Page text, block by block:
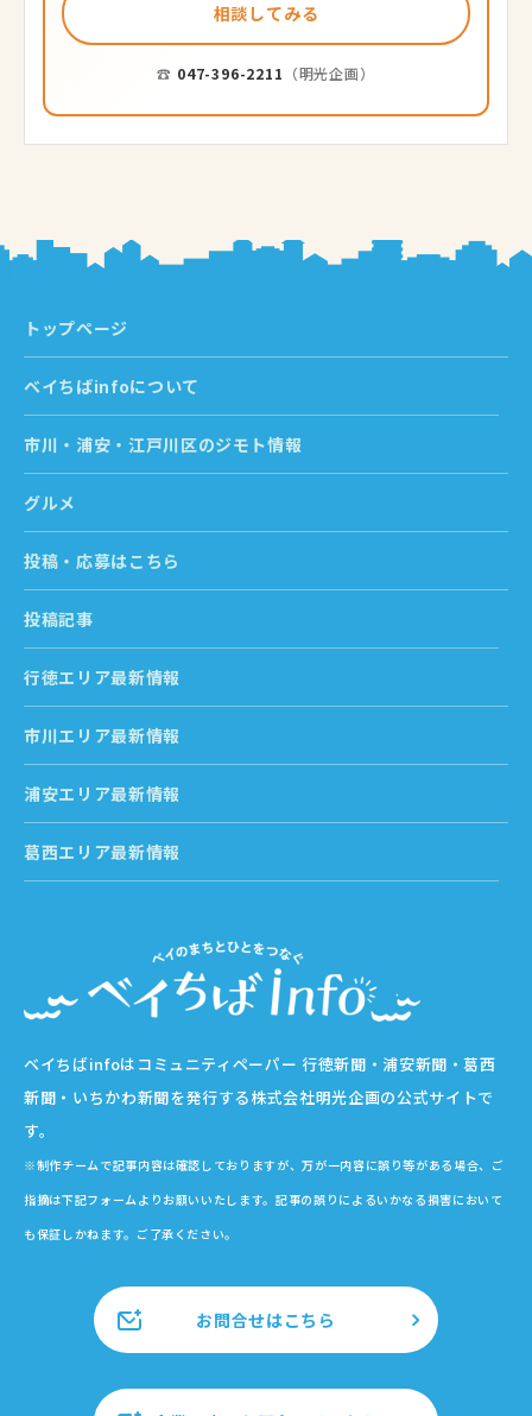
相談してみる
☎ 047-396-2211 （明光企画）
ベイちばinfoはコミュニティペーパー 行徳新聞・浦安新聞・葛西
新聞・いちかわ新聞を発行する株式会社明光企画の公式サイトで
す。
※制作チームで記事内容は確認しておりますが、万が一内容に誤り等がある場合、ご
指摘は下記フォームよりお願いいたします。記事の誤りによるいかなる損害において
も保証しかねます。ご了承ください。
お問合せはこちら
トップページ
ベイちばinfoについて
市川・浦安・江戸川区のジモト情報
グルメ
投稿・応募はこちら
投稿記事
行徳エリア最新情報
市川エリア最新情報
浦安エリア最新情報
葛西エリア最新情報